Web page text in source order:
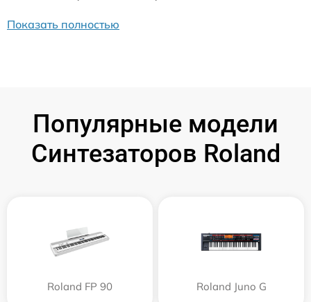
Показать полностью
Популярные модели
Синтезаторов Roland
Roland FP 90 Roland Juno G